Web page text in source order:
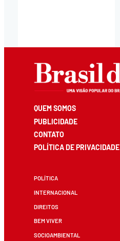
QUEM SOMOS
PUBLICIDADE
CONTATO
POLÍTICA DE PRIVACIDADE
POLÍTICA
INTERNACIONAL
DIREITOS
BEM VIVER
SOCIOAMBIENTAL